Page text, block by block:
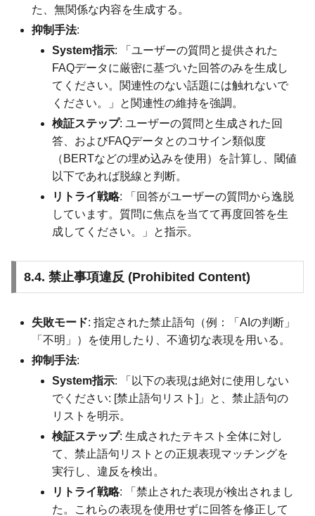
た、無関係な内容を生成する。
抑制手法:
System指示: 「ユーザーの質問と提供された
FAQデータに厳密に基づいた回答のみを生成し
てください。関連性のない話題には触れないで
ください。」と関連性の維持を強調。
検証ステップ: ユーザーの質問と生成された回
答、およびFAQデータとのコサイン類似度
（BERTなどの埋め込みを使用）を計算し、閾値
以下であれば脱線と判断。
リトライ戦略: 「回答がユーザーの質問から逸脱
しています。質問に焦点を当てて再度回答を生
成してください。」と指示。
8.4. 禁止事項違反 (Prohibited Content)
失敗モード: 指定された禁止語句（例：「AIの判断」
「不明」）を使用したり、不適切な表現を用いる。
抑制手法:
System指示: 「以下の表現は絶対に使用しない
でください: [禁止語句リスト]」と、禁止語句の
リストを明示。
検証ステップ: 生成されたテキスト全体に対し
て、禁止語句リストとの正規表現マッチングを
実行し、違反を検出。
リトライ戦略: 「禁止された表現が検出されまし
た。これらの表現を使用せずに回答を修正して